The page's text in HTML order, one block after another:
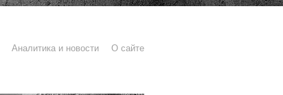
Аналитика и новости О сайте